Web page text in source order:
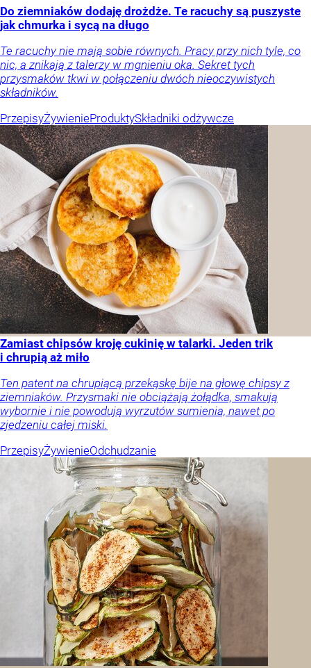
Do ziemniaków dodaję drożdże. Te racuchy są puszyste
jak chmurka i sycą na długo
Te racuchy nie mają sobie równych. Pracy przy nich tyle, co
nic, a znikają z talerzy w mgnieniu oka. Sekret tych
przysmaków tkwi w połączeniu dwóch nieoczywistych
składników.
PrzepisyŻywienieProduktySkładniki odżywcze
Zamiast chipsów kroję cukinię w talarki. Jeden trik
i chrupią aż miło
Ten patent na chrupiącą przekąskę bije na głowę chipsy z
ziemniaków. Przysmaki nie obciążają żołądka, smakują
wybornie i nie powodują wyrzutów sumienia, nawet po
zjedzeniu całej miski.
PrzepisyŻywienieOdchudzanie